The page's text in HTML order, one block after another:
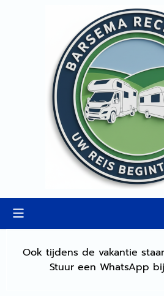
Cookievoorkeuren zijn momenteel
Ook tijdens de vakantie
Stuur een WhatsApp